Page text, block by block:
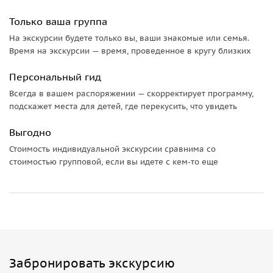
принадлежности, будет возможность поплавать.
Какие документы нужны для въезда в Абхазию
паспорт
• Для детей до 14 лет в сопровождении родителей:
свидетельство о рождении, в котором должно быть
отмечено гражданство РФ или заграничный паспорт.
паспорт (загранпаспорт или внутренний).
проблемы с законом, причастные к сведениям, которые
Только ваша группа
На экскурсии будете только вы, ваши знакомые или семья.
Время на экскурсии — время, проведенное в кругу близких
Персональный гид
Всегда в вашем распоряжении — скорректирует программу,
подскажет места для детей, где перекусить, что увидеть
Выгодно
Стоимость индивидуальной экскурсии сравнима со
стоимостью групповой, если вы идете с кем-то еще
Забронировать экскурсию